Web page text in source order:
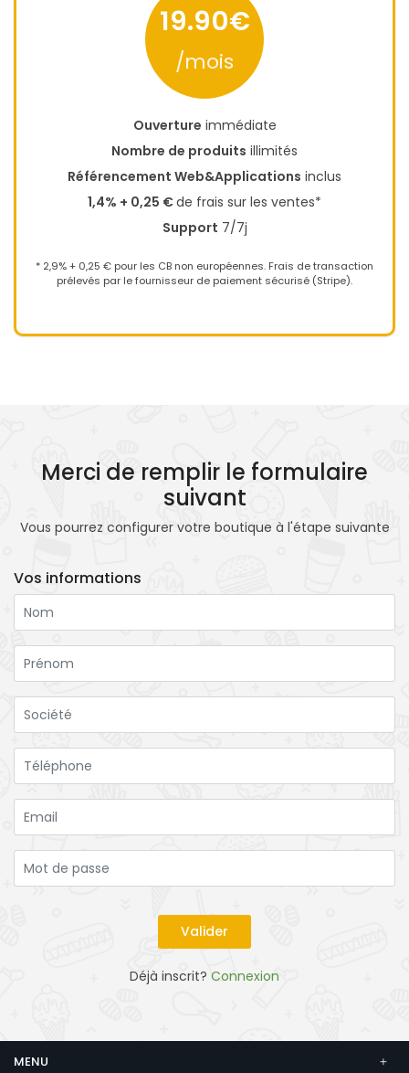
19.90€
/mois
Ouverture immédiate
Nombre de produits illimités
Référencement Web&Applications inclus
1,4% + 0,25 €de frais sur les ventes*
Support 7/7j
* 2,9% + 0,25 € pour les CB non européennes. Frais de transaction
prélevés par le fournisseur de paiement sécurisé (Stripe).
Merci de remplir le formulaire
suivant
Vous pourrez configurer votre boutique à l'étape suivante
Vos informations
Déjà inscrit? Connexion
MENU